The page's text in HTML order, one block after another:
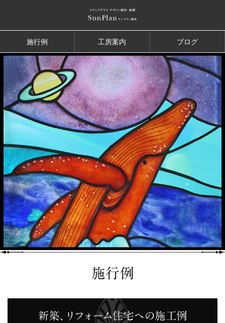
施行例 工房案内 ブログ